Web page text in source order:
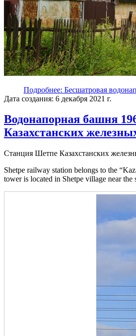
Подробнее: Бесшатровая
Дата создания: 6 декабря 2021 г.
Водонапорная башня
Казахстанских
Станция Шетпе Казахстанских
Shetpe railway station belongs to the
tower is located in Shetpe village near